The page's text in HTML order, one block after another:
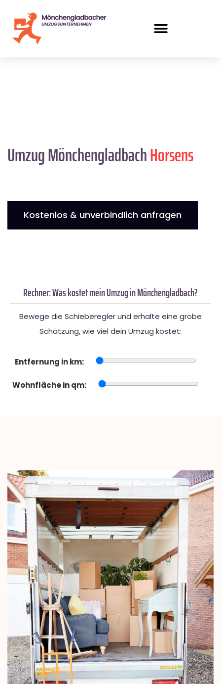
Umzug MönchengladbachHorsens
Kostenlos & unverbindlich anfragen
Rechner: Was kostet mein Umzug in Mönchengladbach?
Bewege die Schieberegler und erhalte eine grobe
Schätzung, wie viel dein Umzug kostet:
Entfernung in km:
Wohnfläche in qm: